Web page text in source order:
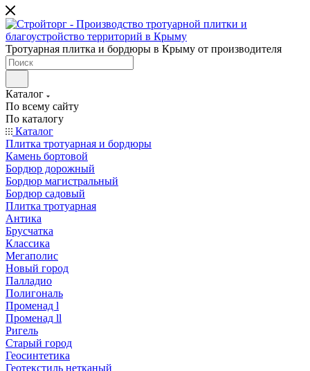
Тротуарная плитка и бордюры в Крыму от производителя
Каталог
По всему сайту
По каталогу
Каталог
Плитка тротуарная и бордюры
Камень бортовой
Бордюр дорожный
Бордюр магистральный
Бордюр садовый
Плитка тротуарная
Антика
Брусчатка
Классика
Мегаполис
Новый город
Палладио
Полигональ
Променад l
Променад ll
Ригель
Старый город
Геосинтетика
Геотекстиль нетканый